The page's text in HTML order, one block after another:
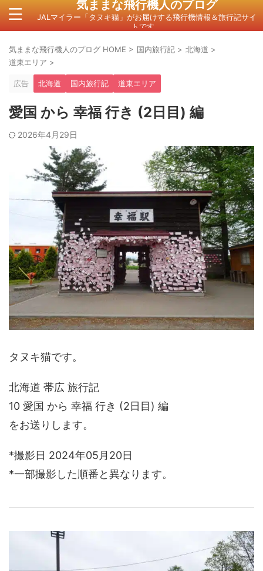
気ままな飛行機人のプログ
JALマイラー「タヌキ猫」がお届けする飛行機情報＆旅行記サイ
トです。
気ままな飛行機人のプログ HOME > 国内旅行記 > 北海道 >
道東エリア >
広告 北海道 国内旅行記 道東エリア
愛国 から 幸福 行き (2日目) 編
2026年4月29日
タヌキ猫です。
北海道 帯広 旅行記
10 愛国 から 幸福 行き (2日目) 編
をお送りします。
*撮影日 2024年05月20日
*一部撮影した順番と異なります。